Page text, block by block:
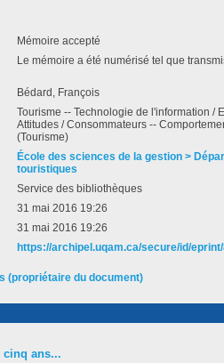
Mémoire accepté
Le mémoire a été numérisé tel que
Bédard, François
Tourisme -- Technologie de l'information /
Attitudes / Consommateurs --
(Tourisme)
École des sciences de la gestion >
touristiques
Service des bibliothèques
31 mai 2016 19:26
31 mai 2016 19:26
https://archipel.uqam.ca/secure/id/
(propriétaire du document)
ans...